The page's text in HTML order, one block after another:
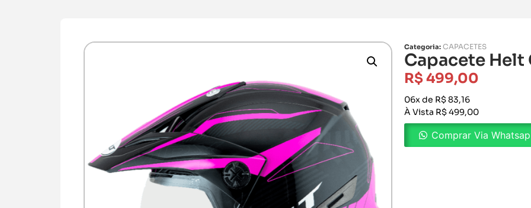
Categoria: CAPACETES
Capacete Helt
R$499,00
06x de R$ 83,16
À Vista R$ 499,00
Comprar Via